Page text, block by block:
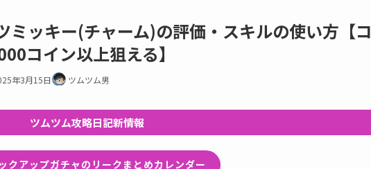
ミッキー(チャーム)の評価・スキルの使い方【コ
コイン以上狙える】
年3月15日 ツムツム男
ツムツム攻略日記新情報
アップガチャのリークまとめカレンダー